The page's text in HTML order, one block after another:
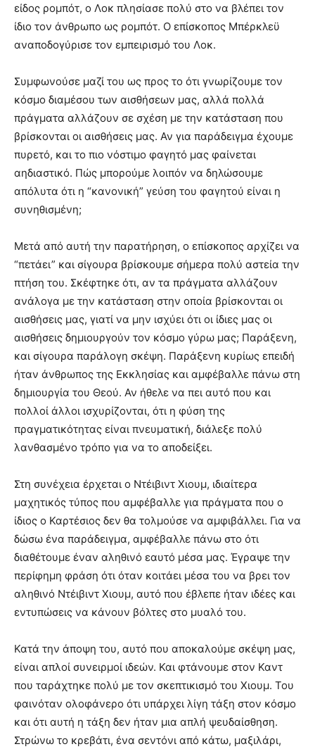
είδος ρομπότ, ο Λοκ πλησίασε πολύ στο να βλέπει τον
ίδιο τον άνθρωπο ως ρομπότ. Ο επίσκοπος Μπέρκλεϋ
αναποδογύρισε τον εμπειρισμό του Λοκ.
Συμφωνούσε μαζί του ως προς το ότι γνωρίζουμε τον
κόσμο διαμέσου των αισθήσεων μας, αλλά πολλά
πράγματα αλλάζουν σε σχέση με την κατάσταση που
βρίσκονται οι αισθήσεις μας. Αν για παράδειγμα έχουμε
πυρετό, και το πιο νόστιμο φαγητό μας φαίνεται
αηδιαστικό. Πώς μπορούμε λοιπόν να δηλώσουμε
απόλυτα ότι η “κανονική” γεύση του φαγητού είναι η
συνηθισμένη;
Μετά από αυτή την παρατήρηση, ο επίσκοπος αρχίζει να
“πετάει” και σίγουρα βρίσκουμε σήμερα πολύ αστεία την
πτήση του. Σκέφτηκε ότι, αν τα πράγματα αλλάζουν
ανάλογα με την κατάσταση στην οποία βρίσκονται οι
αισθήσεις μας, γιατί να μην ισχύει ότι οι ίδιες μας οι
αισθήσεις δημιουργούν τον κόσμο γύρω μας; Παράξενη,
και σίγουρα παράλογη σκέψη. Παράξενη κυρίως επειδή
ήταν άνθρωπος της Εκκλησίας και αμφέβαλλε πάνω στη
δημιουργία του Θεού. Αν ήθελε να πει αυτό που και
πολλοί άλλοι ισχυρίζονται, ότι η φύση της
πραγματικότητας είναι πνευματική, διάλεξε πολύ
λανθασμένο τρόπο για να το αποδείξει.
Στη συνέχεια έρχεται ο Ντέιβιντ Χιουμ, ιδιαίτερα
μαχητικός τύπος που αμφέβαλλε για πράγματα που ο
ίδιος ο Καρτέσιος δεν θα τολμούσε να αμφιβάλλει. Για να
δώσω ένα παράδειγμα, αμφέβαλλε πάνω στο ότι
διαθέτουμε έναν αληθινό εαυτό μέσα μας. Έγραψε την
περίφημη φράση ότι όταν κοιτάει μέσα του να βρει τον
αληθινό Ντέιβιντ Χιουμ, αυτό που έβλεπε ήταν ιδέες και
εντυπώσεις να κάνουν βόλτες στο μυαλό του.
Κατά την άποψη του, αυτό που αποκαλούμε σκέψη μας,
είναι απλοί συνειρμοί ιδεών. Και φτάνουμε στον Καντ
που ταράχτηκε πολύ με τον σκεπτικισμό του Χιουμ. Του
φαινόταν ολοφάνερο ότι υπάρχει λίγη τάξη στον κόσμο
και ότι αυτή η τάξη δεν ήταν μια απλή ψευδαίσθηση.
Στρώνω το κρεβάτι, ένα σεντόνι από κάτω, μαξιλάρι,